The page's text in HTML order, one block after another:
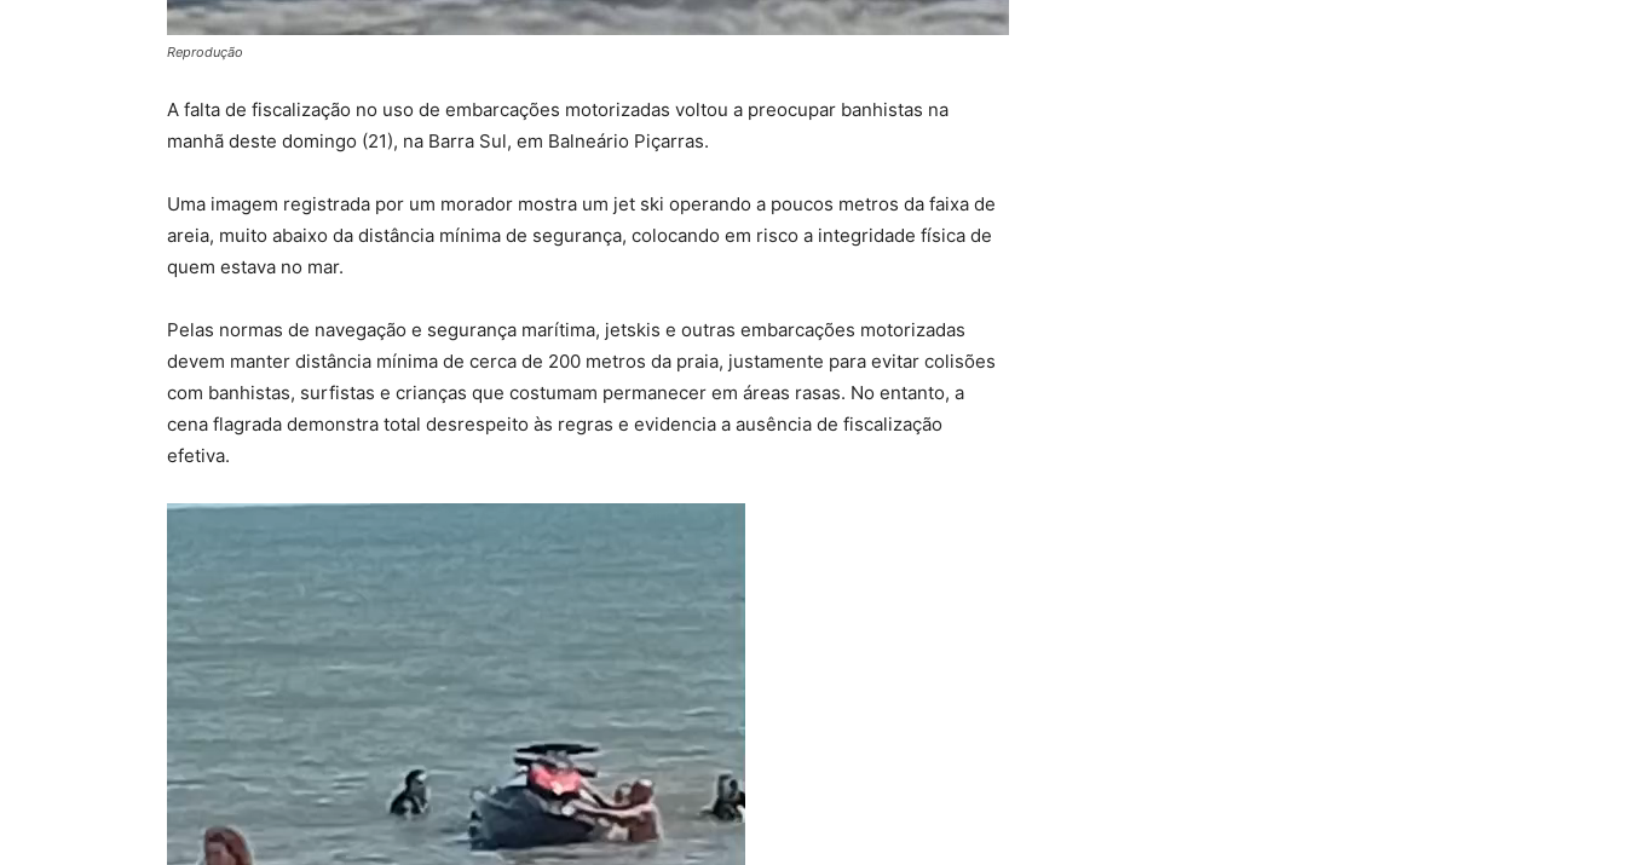
Reprodução
A falta de fiscalização no uso de embarcações motorizadas voltou a preocupar banhistas na
manhã deste domingo (21), na Barra Sul, em Balneário Piçarras.
Uma imagem registrada por um morador mostra um jet ski operando a poucos metros da faixa de
areia, muito abaixo da distância mínima de segurança, colocando em risco a integridade física de
quem estava no mar.
Pelas normas de navegação e segurança marítima, jetskis e outras embarcações motorizadas
devem manter distância mínima de cerca de 200 metros da praia, justamente para evitar colisões
com banhistas, surfistas e crianças que costumam permanecer em áreas rasas. No entanto, a
cena flagrada demonstra total desrespeito às regras e evidencia a ausência de fiscalização
efetiva.
Tocador
vídeo